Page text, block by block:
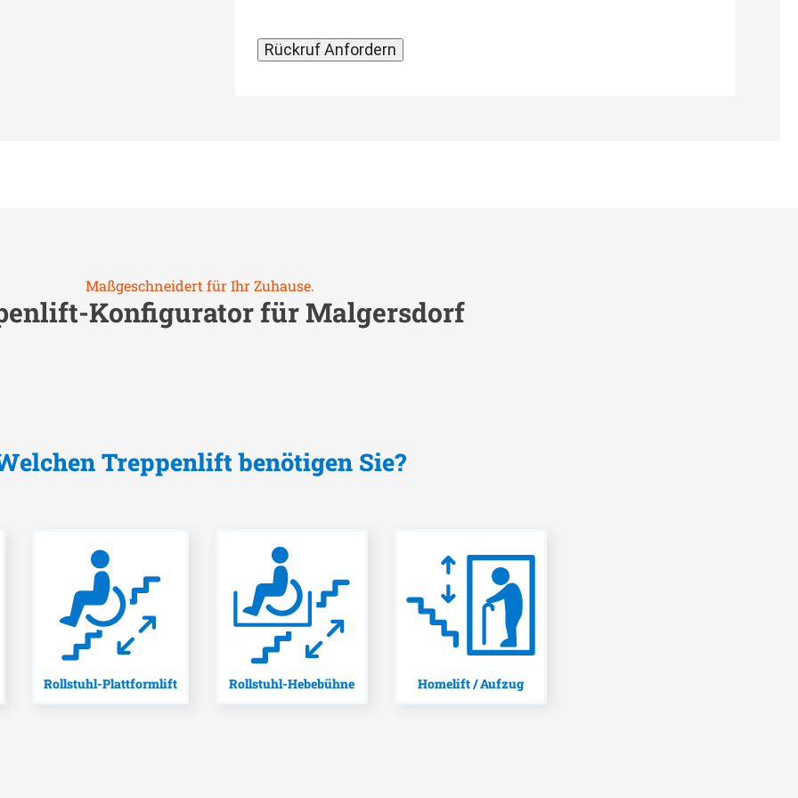
Maßgeschneidert für Ihr Zuhause.
Konfigurator fürMalgersdorf
Treppenlift benötigen Sie?
Rollstuhl-Plattformlift Rollstuhl-Hebebühne Homelift / Aufzug